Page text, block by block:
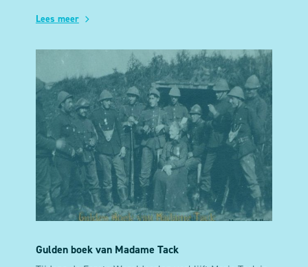
andere plaatsen oorlog gevoerd, ondanks een
was een kernoorlog soms heel dichtbij.
Lees meer
Gulden boek van Madame Tack